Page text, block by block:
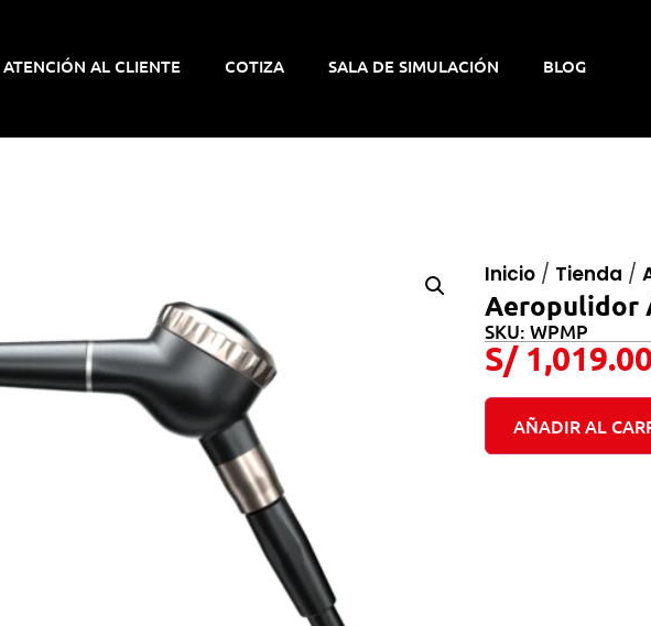
ATENCIÓN AL CLIENTE COTIZA SALA DE SIMULACIÓN BLOG
Inicio / Tienda /
Aeropulidor
SKU: WPMP
S/1,019.00
AÑADIR AL